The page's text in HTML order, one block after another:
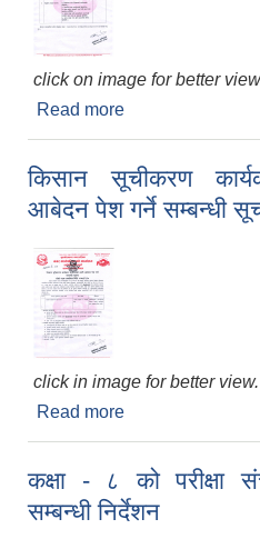
click on image for better
Read more
किसान सूचीकरण
आबेदन पेश गर्ने सम्बन्धी
click in image for better view.
Read more
कक्षा - ८ को परीक्षा
सम्बन्धी निर्देशन